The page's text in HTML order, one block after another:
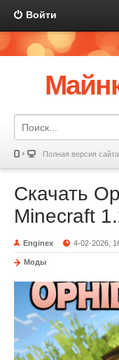
Войти
Полная версия сайта
Скачать
Minecraft
Enginex 4-02-2026,
Моды